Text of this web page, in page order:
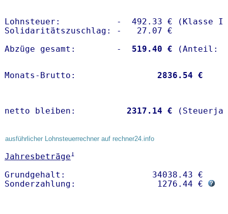
Lohnsteuer:           -  492.33 € (Klasse I)
Solidaritätszuschlag: -   27.07 €
Abzüge gesamt:        -
  519.40 €
Monats-Brutto: 2836.54 €
netto bleiben: 2317.14 €
ausführlicher Lohnsteuerrechner auf rechner24.info
Jahresbeträge1
Grundgehalt:                 34038.43 €
Sonderzahlung:                1276.44 €